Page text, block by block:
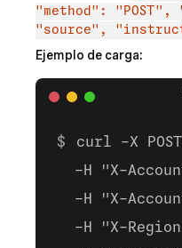
"method": "POST",
"source",
Ejemplo de carga:
curl -X
-H "X-
-H "X-
-H "X-